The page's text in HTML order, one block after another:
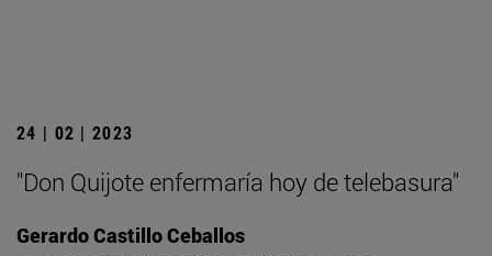
24 | 02 | 2023
"Don Quijote enfermaría hoy de telebasura"
Gerardo Castillo Ceballos